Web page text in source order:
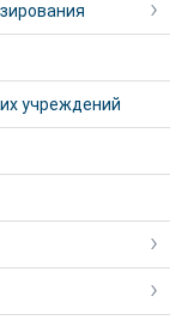
учреждений